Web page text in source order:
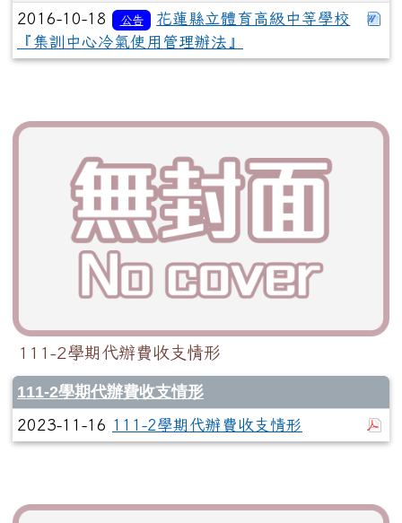
2016-10-18 公告
花蓮縣立體育高級中等學校
『集訓中心冷氣使用管理辦法』
111-2學期代辦費收支情形
111-2學期代辦費收支情形
2023-11-16 111-2學期代辦費收支情形